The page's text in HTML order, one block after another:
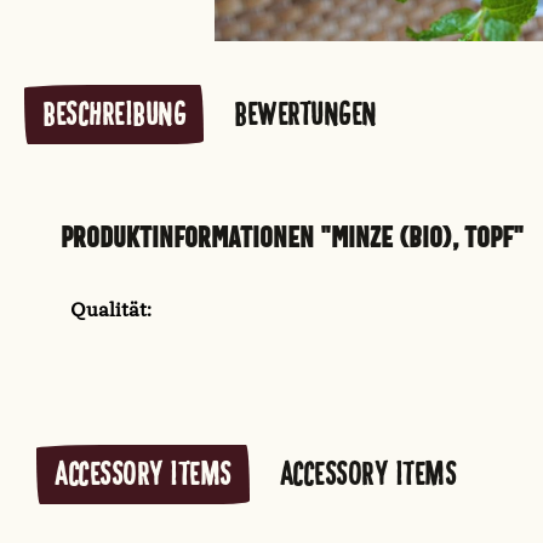
BESCHREIBUNG BEWERTUNGEN
PRODUKTINFORMATIONEN "MINZE (BIO), TOPF"
Qualität:
ACCESSORY ITEMS ACCESSORY ITEMS